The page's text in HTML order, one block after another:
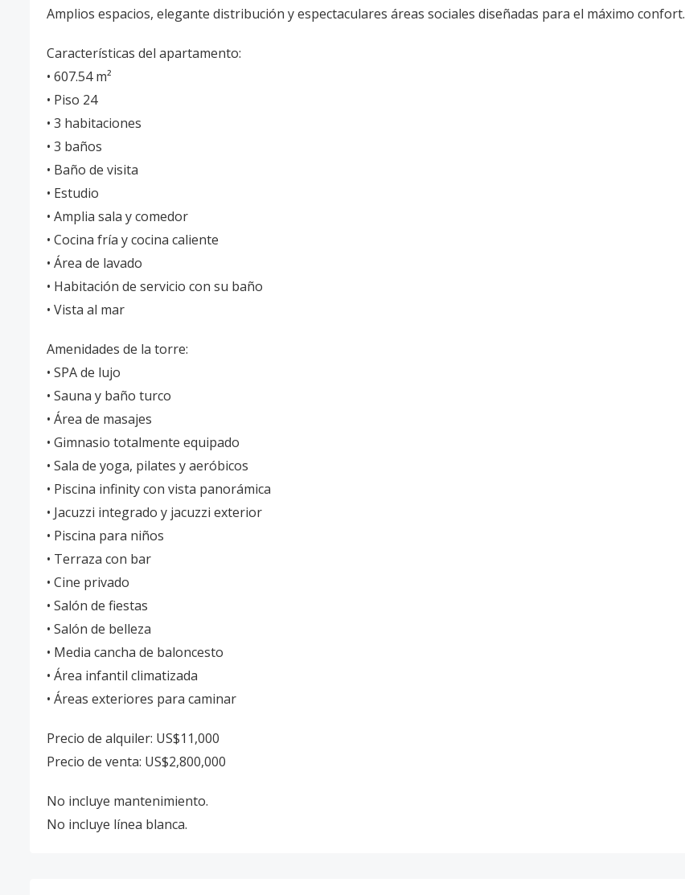
Amplios espacios, elegante distribución y espectaculares áreas sociales diseñadas para el máximo confort.
Características del apartamento:
• 607.54 m²
• Piso 24
• 3 habitaciones
• 3 baños
• Baño de visita
• Estudio
• Amplia sala y comedor
• Cocina fría y cocina caliente
• Área de lavado
• Habitación de servicio con su baño
• Vista al mar
Amenidades de la torre:
• SPA de lujo
• Sauna y baño turco
• Área de masajes
• Gimnasio totalmente equipado
• Sala de yoga, pilates y aeróbicos
• Piscina infinity con vista panorámica
• Jacuzzi integrado y jacuzzi exterior
• Piscina para niños
• Terraza con bar
• Cine privado
• Salón de fiestas
• Salón de belleza
• Media cancha de baloncesto
• Área infantil climatizada
• Áreas exteriores para caminar
Precio de alquiler: US$11,000
Precio de venta: US$2,800,000
No incluye mantenimiento.
No incluye línea blanca.